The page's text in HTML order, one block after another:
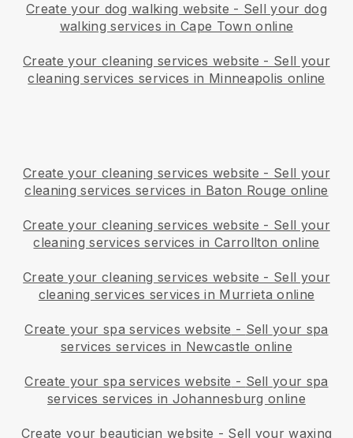
Create your dog walking website - Sell your dog
walking services in Cape Town online
Create your cleaning services website - Sell your
cleaning services services in Minneapolis online
Create your cleaning services website - Sell your
cleaning services services in Baton Rouge online
Create your cleaning services website - Sell your
cleaning services services in Carrollton online
Create your cleaning services website - Sell your
cleaning services services in Murrieta online
Create your spa services website - Sell your spa
services services in Newcastle online
Create your spa services website - Sell your spa
services services in Johannesburg online
Create your beautician website - Sell your waxing